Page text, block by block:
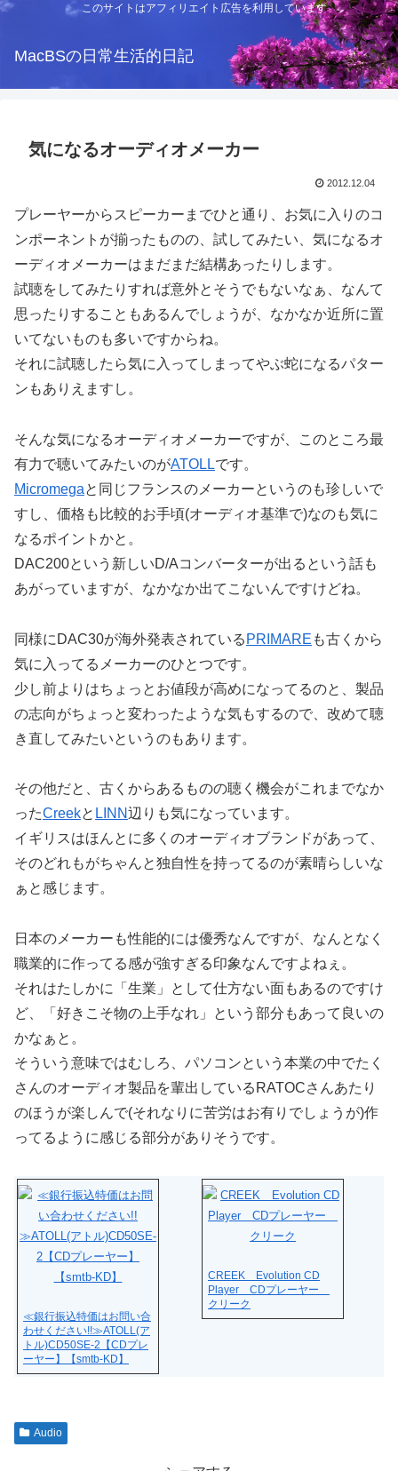
このサイトはアフィリエイト広告を利用しています
MacBSの日常生活的日記
気になるオーディオメーカー
2012.12.04
プレーヤーからスピーカーまでひと通り、お気に入りのコ
ンポーネントが揃ったものの、試してみたい、気になるオ
ーディオメーカーはまだまだ結構あったりします。
試聴をしてみたりすれば意外とそうでもないなぁ、なんて
思ったりすることもあるんでしょうが、なかなか近所に置
いてないものも多いですからね。
それに試聴したら気に入ってしまってやぶ蛇になるパター
ンもありえますし。
そんな気になるオーディオメーカーですが、このところ最
有力で聴いてみたいのがATOLLです。
Micromegaと同じフランスのメーカーというのも珍しいで
すし、価格も比較的お手頃(オーディオ基準で)なのも気に
なるポイントかと。
DAC200という新しいD/Aコンバーターが出るという話も
あがっていますが、なかなか出てこないんですけどね。
同様にDAC30が海外発表されている PRIMARE も古くから
気に入ってるメーカーのひとつです。
少し前よりはちょっとお値段が高めになってるのと、製品
の志向がちょっと変わったような気もするので、改めて聴
き直してみたいというのもあります。
その他だと、古くからあるものの聴く機会がこれまでなか
ったCreekと LINN辺りも気になっています。
イギリスはほんとに多くのオーディオブランドがあって、
そのどれもがちゃんと独自性を持ってるのが素晴らしいな
ぁと感じます。
日本のメーカーも性能的には優秀なんですが、なんとなく
職業的に作ってる感が強すぎる印象なんですよねぇ。
それはたしかに「生業」として仕方ない面もあるのですけ
ど、「好きこそ物の上手なれ」という部分もあって良いの
かなぁと。
そういう意味ではむしろ、パソコンという本業の中でたく
さんのオーディオ製品を輩出しているRATOCさんあたり
のほうが楽しんで(それなりに苦労はお有りでしょうが)作
ってるように感じる部分がありそうです。
≪銀行振込特価はお問い合
わせください!!≫ATOLL(ア
トル)CD50SE-2【CDプレ
ーヤー】【smtb-KD】
CREEK Evolution CD
Player CDプレーヤー
クリーク
Audio